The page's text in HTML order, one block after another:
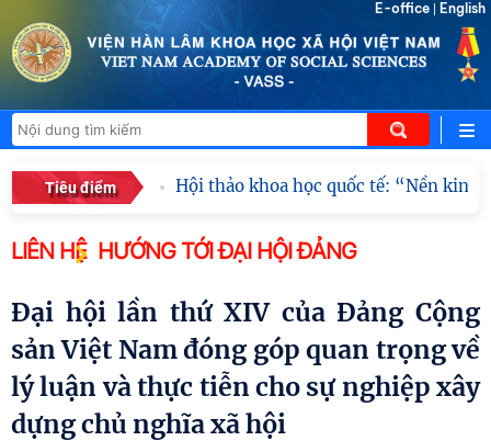
E-office English
Tiêu điểm Hội thảo khoa học quốc tế: “Nền kinh tế
LIÊN HỆ HƯỚNG TỚI ĐẠI HỘI ĐẢNG
Đại hội lần thứ XIV của Đảng Cộng
sản Việt Nam đóng góp quan trọng về
lý luận và thực tiễn cho sự nghiệp xây
dựng chủ nghĩa xã hội